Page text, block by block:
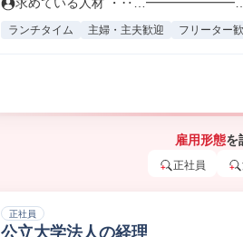
ランチタイム 主婦・主夫歓迎 フリーター
雇用形態を
正社員
正社員
公立大学法人の経理